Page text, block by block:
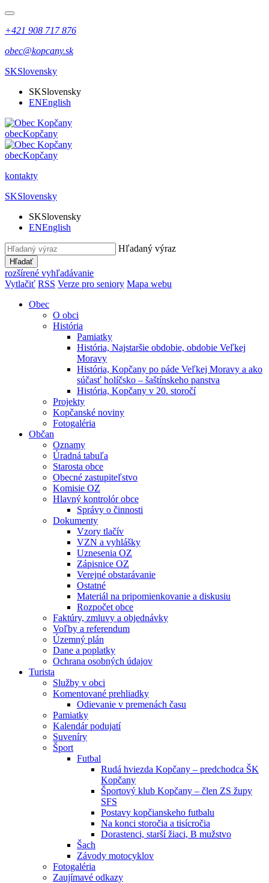
+421 908 717 876
obec@kopcany.sk
SKSlovensky
SKSlovensky
ENEnglish
obecKopčany
obecKopčany
kontakty
SKSlovensky
SKSlovensky
ENEnglish
Hľadaný výraz
Hľadať
rozšírené vyhľadávanie
Vytlačiť RSS Verze pro seniory Mapa webu
Obec
O obci
História
Pamiatky
História, Najstaršie obdobie, obdobie Veľkej
Moravy
História, Kopčany po páde Veľkej Moravy a ako
súčasť holíčsko – šaštínskeho panstva
História, Kopčany v 20. storočí
Projekty
Kopčanské noviny
Fotogaléria
Občan
Oznamy
Úradná tabuľa
Starosta obce
Obecné zastupiteľstvo
Komisie OZ
Hlavný kontrolór obce
Správy o činnosti
Dokumenty
Vzory tlačív
VZN a vyhlášky
Uznesenia OZ
Zápisnice OZ
Verejné obstarávanie
Ostatné
Materiál na pripomienkovanie a diskusiu
Rozpočet obce
Faktúry, zmluvy a objednávky
Voľby a referendum
Územný plán
Dane a poplatky
Ochrana osobných údajov
Turista
Služby v obci
Komentované prehliadky
Odievanie v premenách času
Pamiatky
Kalendár podujatí
Suveníry
Šport
Futbal
Rudá hviezda Kopčany – predchodca ŠK
Kopčany
Športový klub Kopčany – člen ZS župy
SFS
Postavy kopčianskeho futbalu
Na konci storočia a tisícročia
Dorastenci, starší žiaci, B mužstvo
Šach
Závody motocyklov
Fotogaléria
Zaujímavé odkazy